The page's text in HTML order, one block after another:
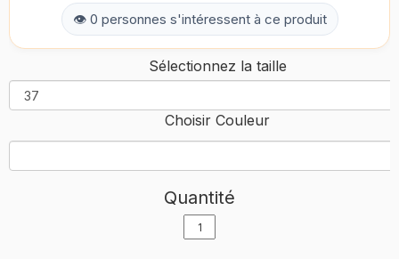
👁 0 personnes s'intéressent à ce produit
Sélectionnez la taille
Choisir Couleur
Quantité